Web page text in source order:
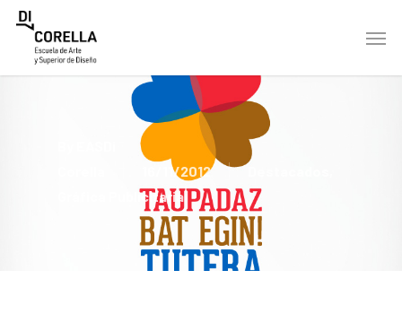
Skip
Menu
16/11/2012
Gráfica Publicitaria